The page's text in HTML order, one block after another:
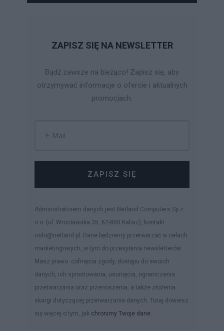
ZAPISZ SIĘ NA NEWSLETTER
Bądź zawsze na bieżąco! Zapisz się, aby
otrzymywać informacje o ofercie i aktualnych
promocjach.
ZAPISZ SIĘ
Administratorem danych jest Netland Computers Sp z
o.o. (ul. Wrocławska 35, 62-800 Kalisz), kontakt:
rodo@netland.pl. Dane będziemy przetwarzać w celach
marketingowych, w tym do przesyłania newsletterów.
Masz prawo: cofnięcia zgody, dostępu do swoich
danych, ich sprostowania, usunięcia, ograniczenia
przetwarzania oraz przenoszenia, a także złożenia
skargi dotyczącej przetwarzania danych. Tutaj dowiesz
się więcej o tym, jak chronimy Twoje dane.